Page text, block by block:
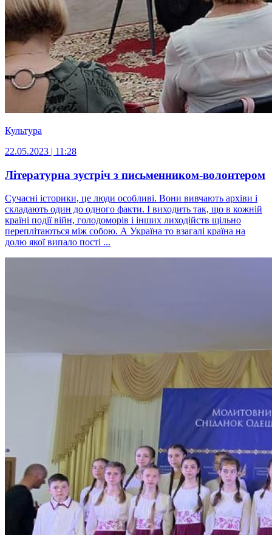
Культура
22.05.2023 | 11:28
Літературна зустріч з письменником-волонтером
Сучасні історики, це люди особливі. Вони вивчають архіви і
складають один до одного факти. І виходить так, що в кожній
країні події війн, голодоморів і інших лиходійств щільно
переплітаються між собою. А Україна то взагалі країна на
долю якої випало пості ...